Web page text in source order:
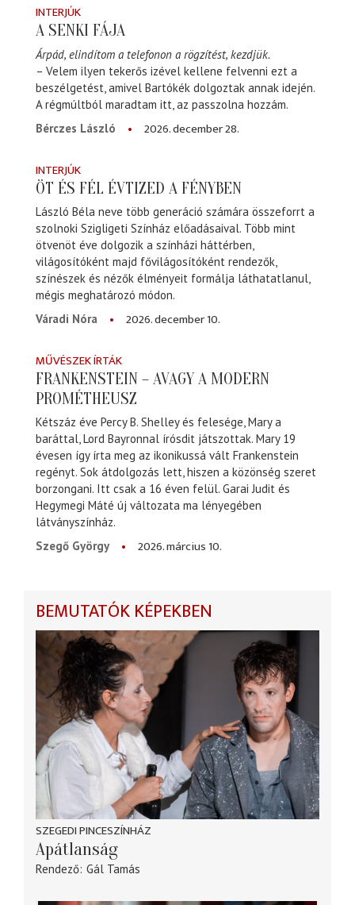
INTERJÚK
A SENKI FÁJA
Árpád, elindítom a telefonon a rögzítést, kezdjük.
– Velem ilyen tekerős izével kellene felvenni ezt a
beszélgetést, amivel Bartókék dolgoztak annak idején.
A régmúltból maradtam itt, az passzolna hozzám.
Bérczes László
2026. december 28.
INTERJÚK
ÖT ÉS FÉL ÉVTIZED A FÉNYBEN
László Béla neve több generáció számára összeforrt a
szolnoki Szigligeti Színház előadásaival. Több mint
ötvenöt éve dolgozik a színházi háttérben,
világosítóként majd fővilágosítóként rendezők,
színészek és nézők élményeit formálja láthatatlanul,
mégis meghatározó módon.
Váradi Nóra
2026. december 10.
MŰVÉSZEK ÍRTÁK
FRANKENSTEIN – AVAGY A MODERN
PROMÉTHEUSZ
Kétszáz éve Percy B. Shelley és felesége, Mary a
baráttal, Lord Bayronnal írósdit játszottak. Mary 19
évesen így írta meg az ikonikussá vált Frankenstein
regényt. Sok átdolgozás lett, hiszen a közönség szeret
borzongani. Itt csak a 16 éven felül. Garai Judit és
Hegymegi Máté új változata ma lényegében
látványszínház.
Szegő György
2026. március 10.
BEMUTATÓK KÉPEKBEN
SZEGEDI PINCESZÍNHÁZ
Apátlanság
Rendező Gál Tamás